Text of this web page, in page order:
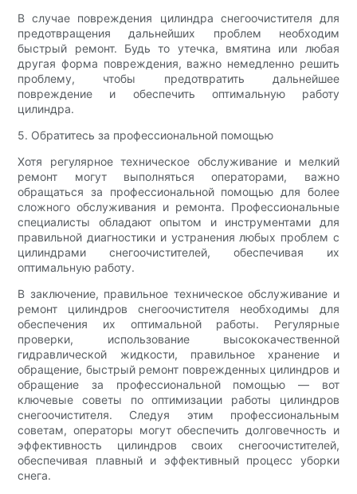
В случае повреждения цилиндра снегоочистителя для
предотвращения дальнейших проблем необходим
быстрый ремонт. Будь то утечка, вмятина или любая
другая форма повреждения, важно немедленно решить
проблему, чтобы предотвратить дальнейшее
повреждение и обеспечить оптимальную работу
цилиндра.
5. Обратитесь за профессиональной помощью
Хотя регулярное техническое обслуживание и мелкий
ремонт могут выполняться операторами, важно
обращаться за профессиональной помощью для более
сложного обслуживания и ремонта. Профессиональные
специалисты обладают опытом и инструментами для
правильной диагностики и устранения любых проблем с
цилиндрами снегоочистителей, обеспечивая их
оптимальную работу.
В заключение, правильное техническое обслуживание и
ремонт цилиндров снегоочистителя необходимы для
обеспечения их оптимальной работы. Регулярные
проверки, использование высококачественной
гидравлической жидкости, правильное хранение и
обращение, быстрый ремонт поврежденных цилиндров и
обращение за профессиональной помощью — вот
ключевые советы по оптимизации работы цилиндров
снегоочистителя. Следуя этим профессиональным
советам, операторы могут обеспечить долговечность и
эффективность цилиндров своих снегоочистителей,
обеспечивая плавный и эффективный процесс уборки
снега.